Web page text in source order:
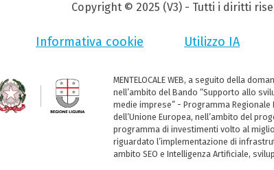
Copyright © 2025 (V3) - Tutti i diritti
Informativa cookie Utilizzo IA
MENTELOCALE WEB, a seguito della
nell’ambito del Bando “Supporto allo
medie imprese” - Programma Regionale
dell’Unione Europea, nell’ambito del
programma di investimenti volto al
riguardato l’implementazione di
ambito SEO e Intelligenza Artificiale,